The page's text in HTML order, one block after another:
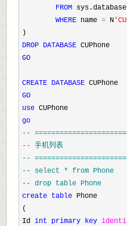
FROM
WHERE name = N '
DROP DATABASE
GO
CREATE DATABASE
GO
use
go
--
-- 手机列表
--
-- select * from Phone
-- drop table Phone
create table Phone
(
Id int primary key